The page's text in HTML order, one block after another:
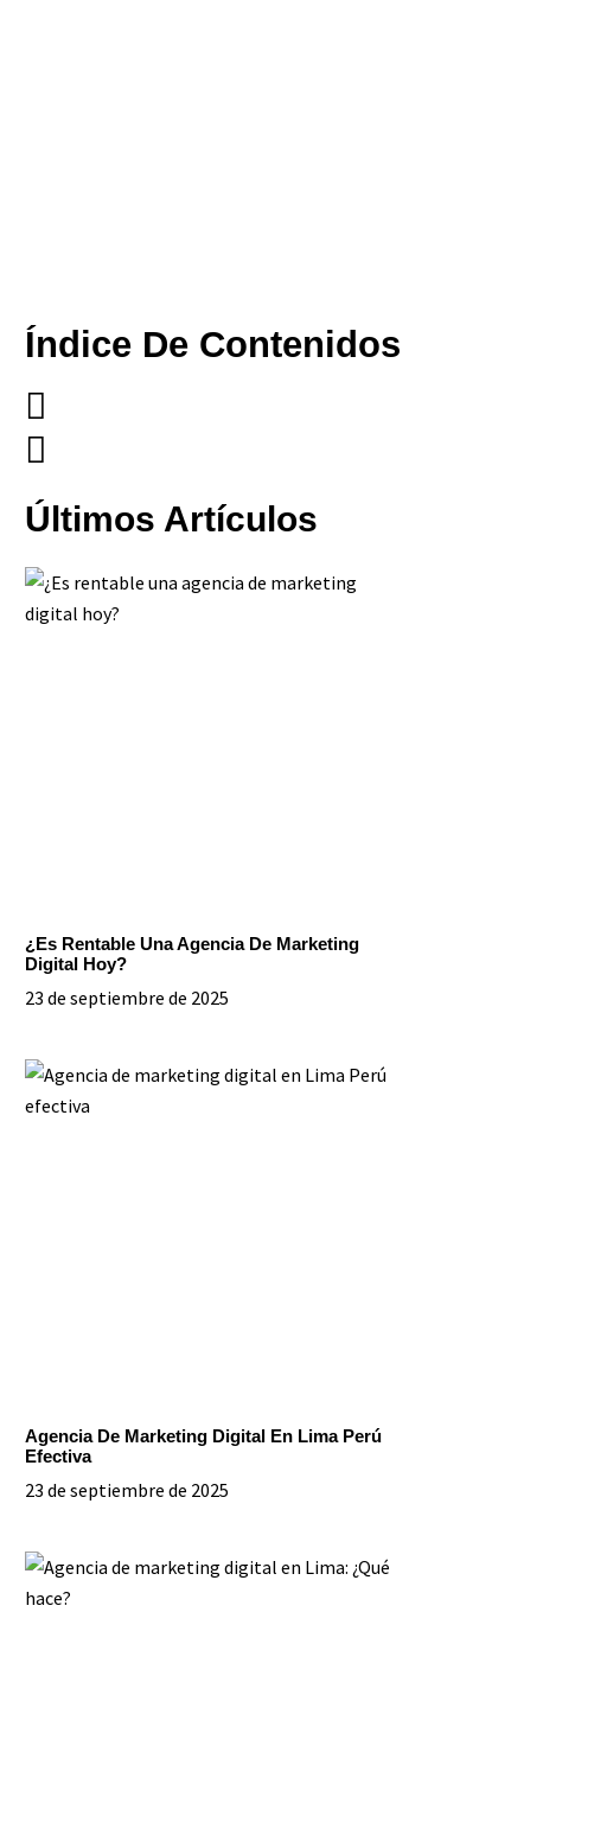
Índice De Contenidos
Últimos Artículos
¿Es Rentable Una Agencia De Marketing
Digital Hoy?
23 de septiembre de 2025
Agencia De Marketing Digital En Lima Perú
Efectiva
23 de septiembre de 2025